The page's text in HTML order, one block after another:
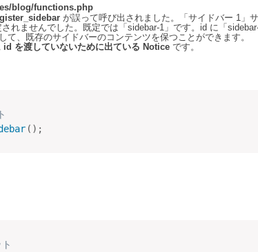
blog/functions.php
が誤って呼び出されました。「サイドバー 1」
れませんでした。既定では「sidebar-1」です。id に「
て、既存のサイドバーのコンテンツを保つことができます。
を渡していないために出ている Notice です。
( ) ;